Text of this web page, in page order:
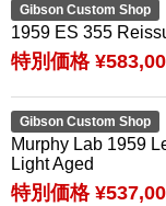
Gibson Custom Shop
1959 ES 355
特別価格
Gibson Custom Shop
Murphy Lab 1959
Light Aged
特別価格